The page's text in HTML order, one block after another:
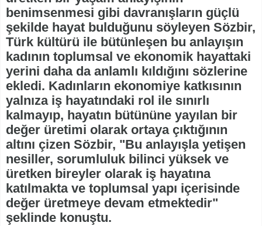
benimsenmesi gibi davranışların güçlü
şekilde hayat bulduğunu söyleyen Sözbir,
Türk kültürü ile bütünleşen bu anlayışın
kadının toplumsal ve ekonomik hayattaki
yerini daha da anlamlı kıldığını sözlerine
ekledi. Kadınların ekonomiye katkısının
yalnıza iş hayatındaki rol ile sınırlı
kalmayıp, hayatın bütününe yayılan bir
değer üretimi olarak ortaya çıktığının
altını çizen Sözbir, "Bu anlayışla yetişen
nesiller, sorumluluk bilinci yüksek ve
üretken bireyler olarak iş hayatına
katılmakta ve toplumsal yapı içerisinde
değer üretmeye devam etmektedir"
şeklinde konuştu.